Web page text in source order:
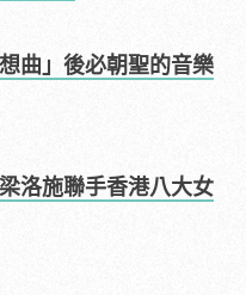
曲」後必朝聖的音樂
洛施聯手香港八大女